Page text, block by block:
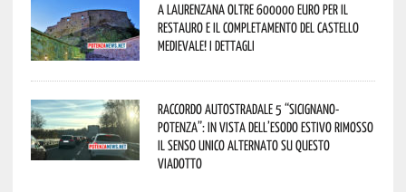
A Laurenzana oltre 600000 euro per il
restauro e il completamento del Castello
Medievale! I dettagli
Raccordo Autostradale 5 “Sicignano-
Potenza”: in vista dell’esodo estivo rimosso
il senso unico alternato su questo
viadotto